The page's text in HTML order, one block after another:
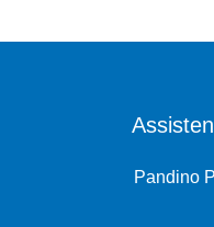
Pandino